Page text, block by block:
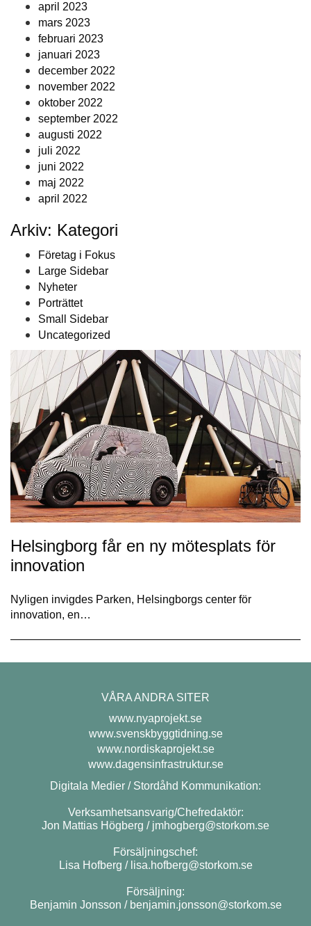
april 2023
mars 2023
februari 2023
januari 2023
december 2022
november 2022
oktober 2022
september 2022
augusti 2022
juli 2022
juni 2022
maj 2022
april 2022
Arkiv: Kategori
Företag i Fokus
Large Sidebar
Nyheter
Porträttet
Small Sidebar
Uncategorized
Helsingborg får en ny mötesplats för
innovation
Nyligen invigdes Parken, Helsingborgs center för
innovation, en…
VÅRA ANDRA SITER
www.nyaprojekt.se
www.svenskbyggtidning.se
www.nordiskaprojekt.se
www.dagensinfrastruktur.se
Digitala Medier / Stordåhd Kommunikation:
Verksamhetsansvarig/Chefredaktör:
Jon Mattias Högberg / jmhogberg@storkom.se
Försäljningschef:
Lisa Hofberg / lisa.hofberg@storkom.se
Försäljning:
Benjamin Jonsson / benjamin.jonsson@storkom.se